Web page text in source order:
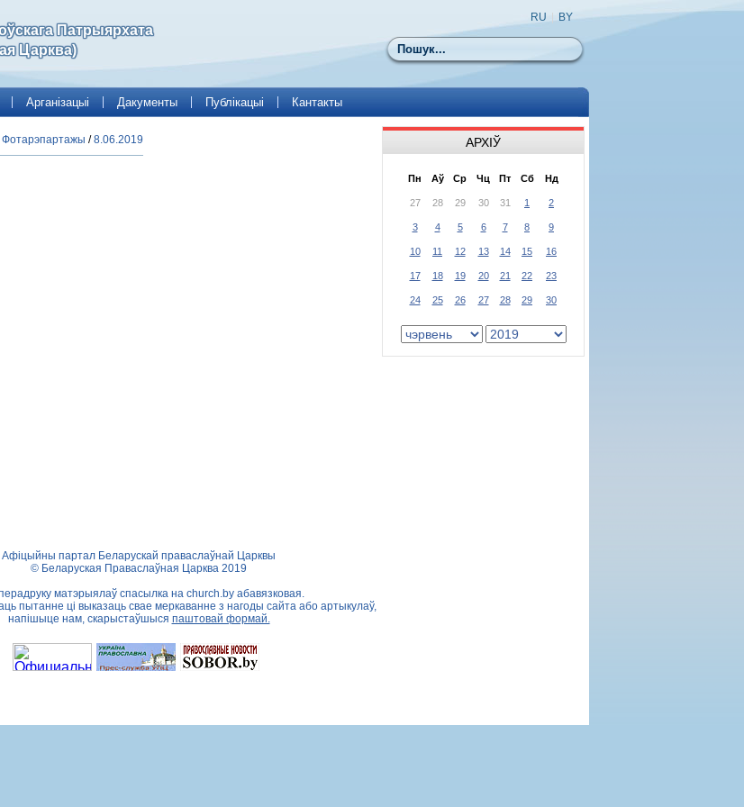
Патрыярхата
Царква)
Пошук
RU BY
Арганізацыі Дакументы Публікацыі Кантакты
Фотарэпартажы /8.06.2019 АРХІЎ
Пн Аў Ср Чц Пт Сб Нд
27 28 29 30 31 1 2
3 4 5 6 7 8 9
10 11 12 13 14 15 16
17 18 19 20 21 22 23
24 25 26 27 28 29 30
Афіцыйны партал Беларускай праваслаўнай Царквы
© Беларуская Праваслаўная Царква 2019
матэрыялаў спасылка на church.by абавязковая.
пытанне ці выказаць свае меркаванне з нагоды сайта або артыкулаў,
напішыце нам, скарыстаўшыся паштовай формай.